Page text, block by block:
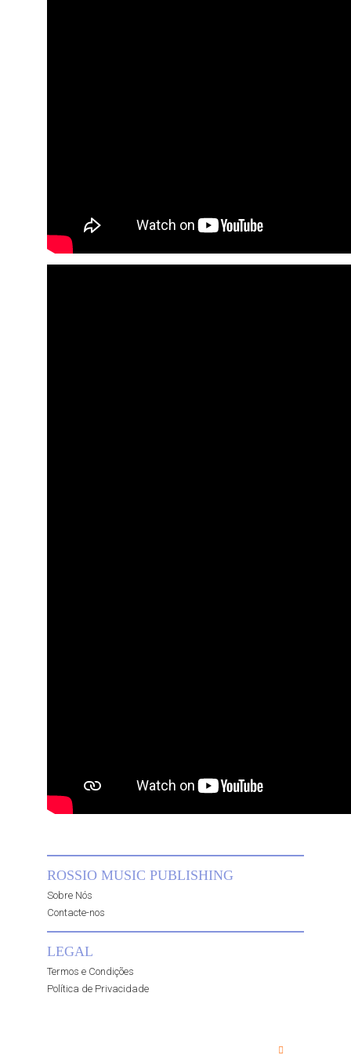
ROSSIO MUSIC PUBLISHING
Sobre Nós
Contacte-nos
LEGAL
Termos e Condições
Política de Privacidade